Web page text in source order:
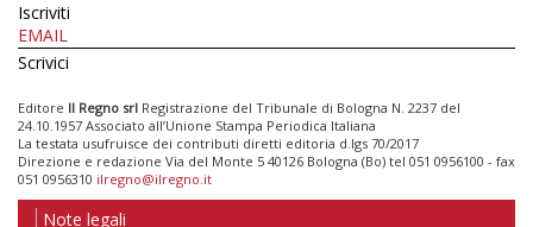
Iscriviti
EMAIL
Scrivici
Editore Il Regno srl Registrazione del Tribunale di Bologna N. 2237 del
24.10.1957 Associato all’Unione Stampa Periodica Italiana
La testata usufruisce dei contributi diretti editoria d.lgs 70/2017
Direzione e redazione Via del Monte 5 40126 Bologna (Bo) tel 051 0956100 - fax
051 0956310 ilregno@ilregno.it
Note legali